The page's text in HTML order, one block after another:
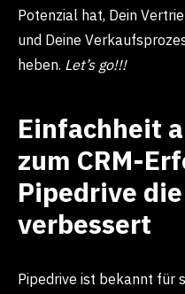
Potenzial hat, Dein
und Deine
heben. Let’s go!!!
Einfachheit
zum CRM-
Pipedrive
verbessert
Pipedrive ist bekannt für